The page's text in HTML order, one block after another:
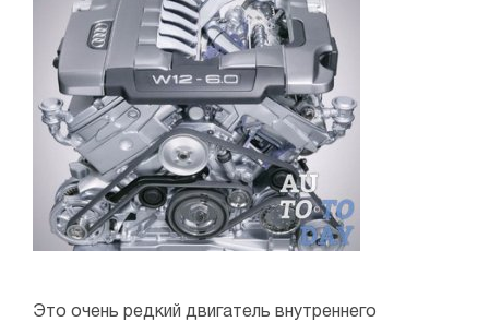
Это очень редкий двигатель внутреннего